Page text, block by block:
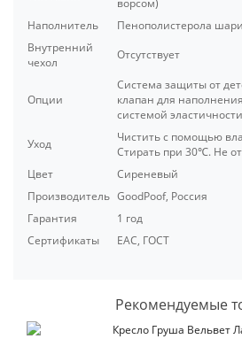
Наполнитель
Пенополистерола
Внутренний
чехол
Отсутствует
Опции
Система защиты от
клапан для
системой эластичности
Уход
Чистить с помощью
Стирать при 30℃. Не
Цвет
Сиреневый
Производитель GoodPoof, Россия
Гарантия
1 год
Сертификаты
ЕАС, ГОСТ
Рекомендуемые